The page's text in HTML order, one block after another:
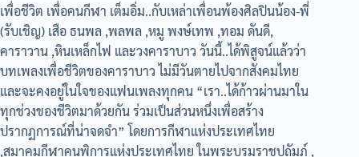
เพื่อชีวิต เพื่อคนกีฬา เต็มอิ่ม..กับเหล่าเพื่อนพ้องศิลปินน้อง-พี่
(รับเชิญ) เสือ ธนพล ,พลพล ,หมู พงษ์เทพ ,ทอม ดันดี,
คาราวาน ,หินเหล็กไฟ และวงคาราบาว วันนี้..ได้พิสูจน์แล้วว่า
บทเพลงเพื่อชีวิตของคาราบาว ไม่มีวันตายไปจากสังคมไทย
และจะคงอยู่ในใจของแฟนเพลงทุกคน “เรา..ได้ก้าวผ่านมาใน
ทุกช่วงของชีวิตมาด้วยกัน ร่วมเป็นส่วนหนึ่งเพื่อสร้าง
ปรากฏการณ์ที่น่าจดจำ” โดยการกีฬาแห่งประเทศไทย
,สมาคมกีฬาคนพิการแห่งประเทศไทย ในพระบรมราชูปถัมภ์ ,